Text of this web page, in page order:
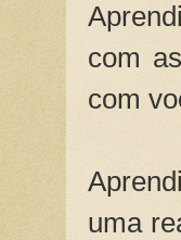
com
com
uma